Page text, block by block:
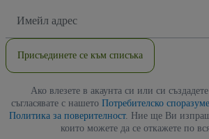
адрес
Присъединете се към списъка
Ако влезете в акаунта си или си
съгласявате с нашето Потребителско
Политика за поверителност. Ние ще Ви
които можете да се откажете по